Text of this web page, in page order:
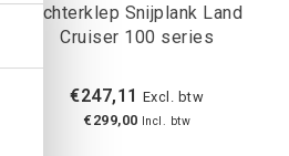
Achterklep Snijplank Land
Cruiser 100 series
€247,11 Excl. btw
€299,00 Incl. btw